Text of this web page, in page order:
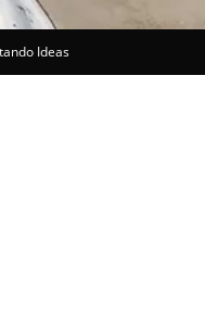
Ideas